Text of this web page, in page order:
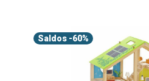
Saldos -60%